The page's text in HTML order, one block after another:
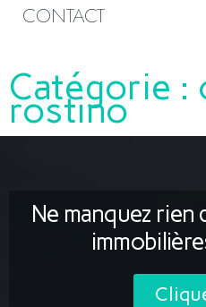
CONTACT
Catégorie :
rostino
Ne manquez